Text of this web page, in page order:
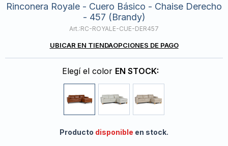
Rinconera Royale - Cuero Básico - Chaise Derecho
- 457 (Brandy)
RC-ROYALE-CUE-DER457
UBICAR EN TIENDAOPCIONES DE PAGO
Elegí el color EN STOCK:
Producto disponible en stock.